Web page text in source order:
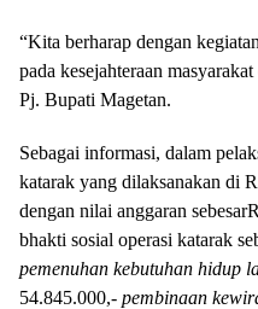
“Kita berharap dengan
pada kesejahteraan
Pj. Bupati Magetan.
Sebagai informasi, dalam
katarak yang dilaksanakan di
dengan nilai anggaran
bhakti sosial operasi katarak
pemenuhan kebutuhan hidup
54.845.000,- pembinaan